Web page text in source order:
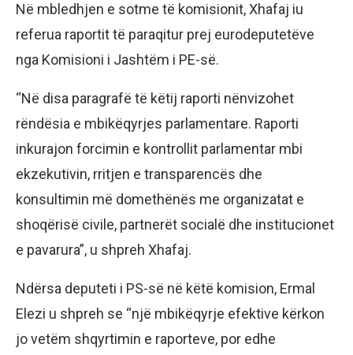
Në mbledhjen e sotme të komisionit, Xhafaj iu
referua raportit të paraqitur prej eurodeputetëve
nga Komisioni i Jashtëm i PE-së.
“Në disa paragrafë të këtij raporti nënvizohet
rëndësia e mbikëqyrjes parlamentare. Raporti
inkurajon forcimin e kontrollit parlamentar mbi
ekzekutivin, rritjen e transparencës dhe
konsultimin më domethënës me organizatat e
shoqërisë civile, partnerët socialë dhe institucionet
e pavarura”, u shpreh Xhafaj.
Ndërsa deputeti i PS-së në këtë komision, Ermal
Elezi u shpreh se “një mbikëqyrje efektive kërkon
jo vetëm shqyrtimin e raporteve, por edhe